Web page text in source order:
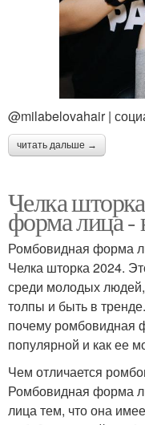
@milabelovahair |
читать дальше →
Челка
форма лица -
Ромбовидная форма
Челка шторка 2024.
среди молодых
толпы и быть в
почему ромбовидная
популярной и как ее
Чем отличается
Ромбовидная форма
лица тем, что она